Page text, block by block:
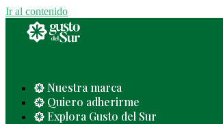
Ir al contenido
Nuestra marca
Quiero adherirme
Explora Gusto del Sur